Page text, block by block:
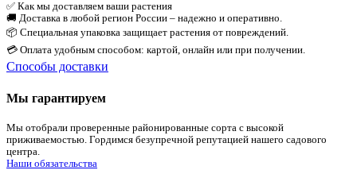
✅ Как мы доставляем ваши растения
🚚 Доставка в любой регион России – надежно и оперативно.
📦 Специальная упаковка защищает растения от повреждений.
💳 Оплата удобным способом: картой, онлайн или при получении.
Способы доставки
Мы гарантируем
Мы отобрали проверенные районированные сорта с высокой
приживаемостью. Гордимся безупречной репутацией нашего садового
центра.
Наши обязательства